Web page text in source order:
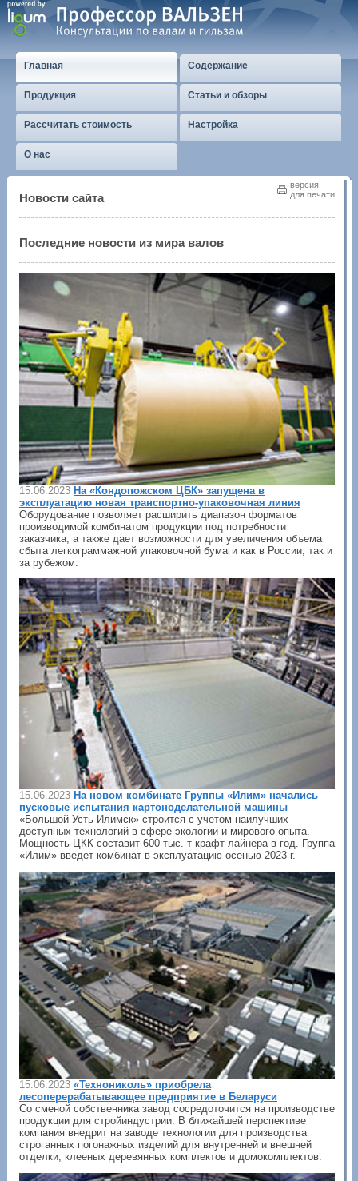
Главная Содержание
Продукция Статьи и обзоры
Рассчитать стоимость Настройка
О нас
версия
для печати
Новости сайта
Последние новости из мира валов
15.06.2023 На «Кондопожском ЦБК» запущена в
эксплуатацию новая транспортно-упаковочная линия
Оборудование позволяет расширить диапазон форматов
производимой комбинатом продукции под потребности
заказчика, а также дает возможности для увеличения объема
сбыта легкограммажной упаковочной бумаги как в России, так и
за рубежом.
15.06.2023 На новом комбинате Группы «Илим» начались
пусковые испытания картоноделательной машины
«Большой Усть-Илимск» строится с учетом наилучших
доступных технологий в сфере экологии и мирового опыта.
Мощность ЦКК составит 600 тыс. т крафт-лайнера в год. Группа
«Илим» введет комбинат в эксплуатацию осенью 2023 г.
15.06.2023 «Технониколь» приобрела
лесоперерабатывающее предприятие в Беларуси
Со сменой собственника завод сосредоточится на производстве
продукции для стройиндустрии. В ближайшей перспективе
компания внедрит на заводе технологии для производства
строганных погонажных изделий для внутренней и внешней
отделки, клееных деревянных комплектов и домокомплектов.